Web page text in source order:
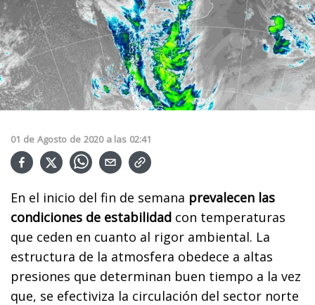
01 de Agosto de 2020 a las 02:41
En el inicio del fin de semana prevalecen las
condiciones de estabilidad con temperaturas
que ceden en cuanto al rigor ambiental. La
estructura de la atmosfera obedece a altas
presiones que determinan buen tiempo a la vez
que, se efectiviza la circulación del sector norte